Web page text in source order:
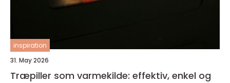
inspiration
31. May 2026
Træpiller som varmekilde: effektiv, enkel og